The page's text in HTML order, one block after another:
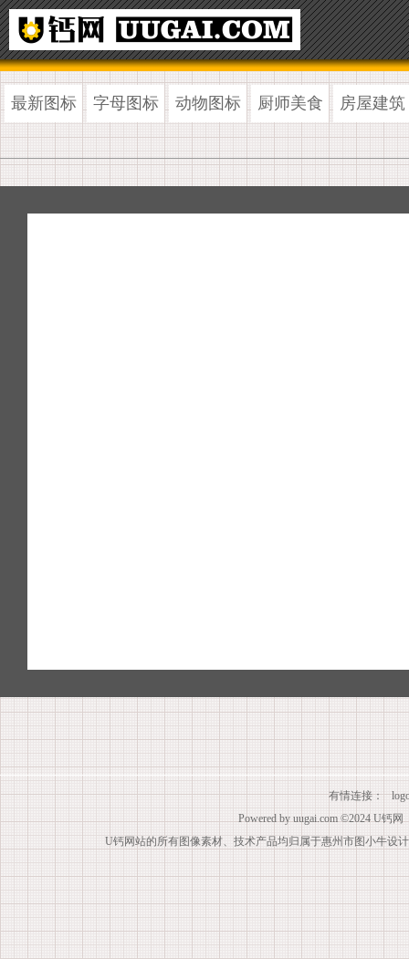
最新图标 字母图标 动物图标 厨师美食 房屋建筑
有情连接：
Powered byuugai.com©2024U钙网
U钙网站的所有图像素材、技术产品均归属于惠州市图小牛设